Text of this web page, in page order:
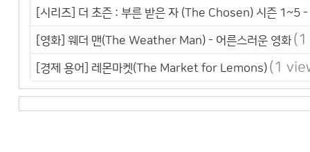
[시리즈] 더 초즌 : 부른 받은 자 (The Chosen) 시즌 1~5 -
[영화] 웨더 맨(The Weather Man) - 어른스러운 영화
[경제 용어] 레몬마켓(The Market for Lemons) (1